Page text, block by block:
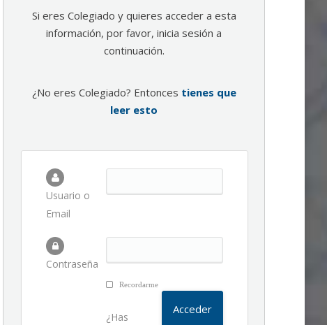
Si eres Colegiado y quieres acceder a esta
información, por favor, inicia sesión a
continuación.
¿No eres Colegiado? Entonces tienes que
leer esto
Usuario o
Email
Contraseña
Recordarme
¿Has